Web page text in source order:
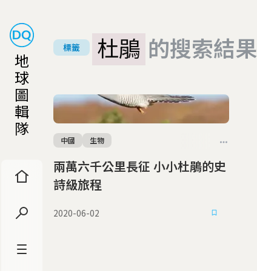
地
球
圖
輯
隊
標籤 杜鵑 的搜索結果
兩萬六千公里長征 小小杜鵑的史
詩級旅程
中國 生物
2020-06-02